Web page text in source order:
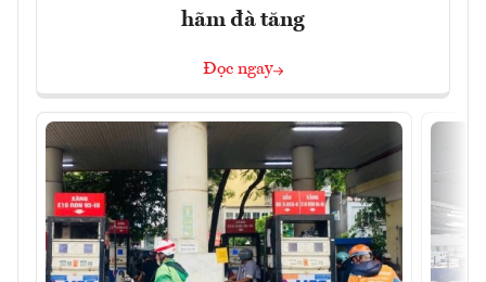
hãm đà tăng
Đọc ngay